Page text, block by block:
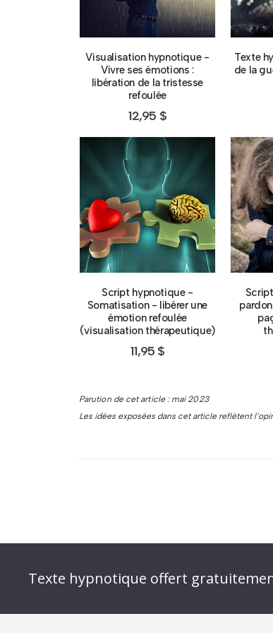
Visualisation hypnotique -
Vivre ses émotions :
libération de la tristesse
refoulée
12,95 $
Texte
de la
Script hypnotique -
Somatisation - libérer une
émotion refoulée
(visualisation thérapeutique)
11,95 $
Parution de cet article : mai 2023
Les idées exposées dans cet article reflètent
Texte hypnotique offert